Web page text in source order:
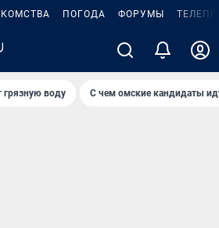
ПОГОДА ФОРУМЫ
грязную воду С чем омские кандидаты